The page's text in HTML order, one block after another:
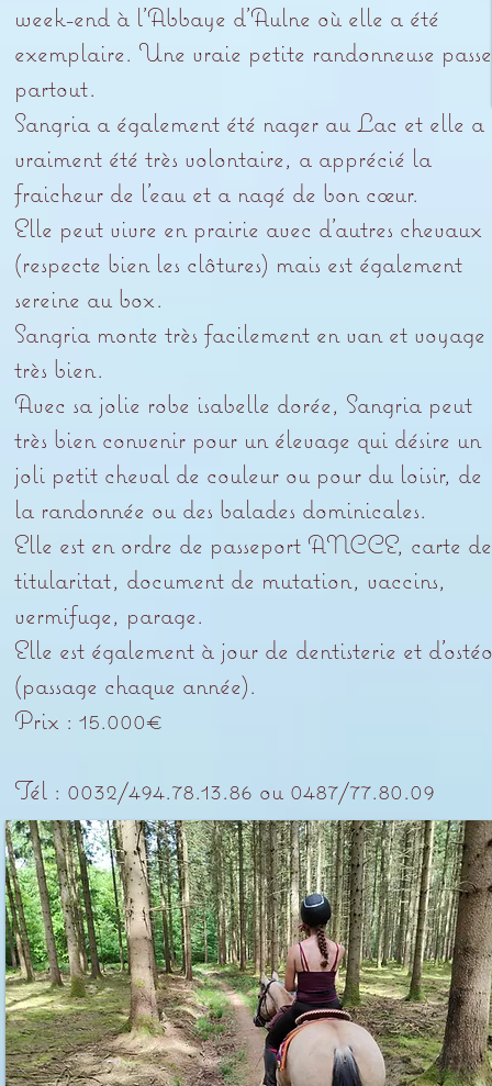
week-end à l’Abbaye d’Aulne où elle a été
exemplaire. Une vraie petite randonneuse passe
partout.
Sangria a également été nager au Lac et elle a
vraiment été très volontaire, a apprécié la
fraicheur de l’eau et a nagé de bon cœur.
Elle peut vivre en prairie avec d’autres chevaux
(respecte bien les clôtures) mais est également
sereine au box.
Sangria monte très facilement en van et voyage
très bien.
Avec sa jolie robe isabelle dorée, Sangria peut
très bien convenir pour un élevage qui désire un
joli petit cheval de couleur ou pour du loisir, de
la randonnée ou des balades dominicales.
Elle est en ordre de passeport ANCCE, carte de
titularitat, document de mutation, vaccins,
vermifuge, parage.
Elle est également à jour de dentisterie et d’ostéo
(passage chaque année).
Prix : 15.000€
​Tél : 0032/494.78.13.86 ou 0487/77.80.09